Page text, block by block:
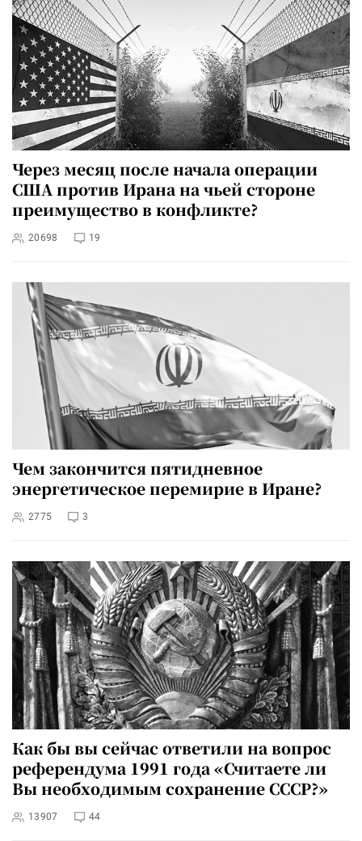
Через месяц после начала операции
США против Ирана на чьей стороне
преимущество в конфликте?
20698 19
Чем закончится пятидневное
энергетическое перемирие в Иране?
2775 3
Как бы вы сейчас ответили на вопрос
референдума 1991 года «Считаете ли
Вы необходимым сохранение СССР?»
13907 44